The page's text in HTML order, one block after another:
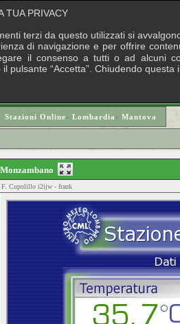
Stazioni Online› Lombardia › Mantova
Monzambano
F. Cupolillo i2ijw - frank
TUA PRIVACY
terzi da questo utilizzati si
di navigazione e per offrire
il consenso a tutti o ad alcuni
pulsante “Accetta”. Chiudendo